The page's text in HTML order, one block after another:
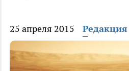
25 апреля 2015 Редакция